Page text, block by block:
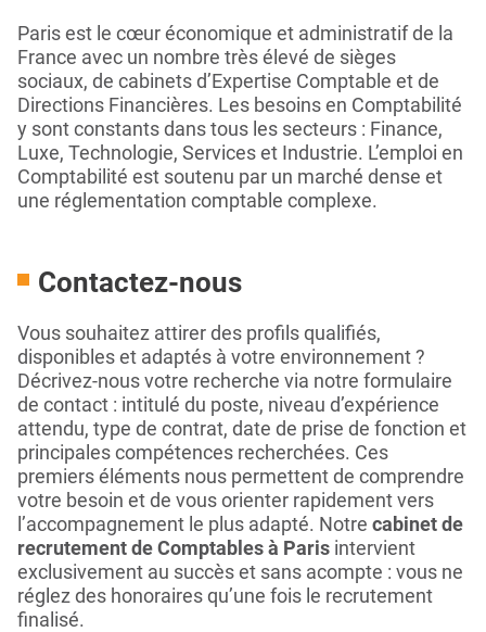
Paris est le cœur économique et administratif de la
France avec un nombre très élevé de sièges
sociaux, de cabinets d’Expertise Comptable et de
Directions Financières. Les besoins en Comptabilité
y sont constants dans tous les secteurs : Finance,
Luxe, Technologie, Services et Industrie. L’emploi en
Comptabilité est soutenu par un marché dense et
une réglementation comptable complexe.
Contactez‑nous
Vous souhaitez attirer des profils qualifiés,
disponibles et adaptés à votre environnement ?
Décrivez-nous votre recherche via notre formulaire
de contact : intitulé du poste, niveau d’expérience
attendu, type de contrat, date de prise de fonction et
principales compétences recherchées. Ces
premiers éléments nous permettent de comprendre
votre besoin et de vous orienter rapidement vers
l’accompagnement le plus adapté. Notre cabinet de
recrutement de Comptables à Paris intervient
exclusivement au succès et sans acompte : vous ne
réglez des honoraires qu’une fois le recrutement
finalisé.